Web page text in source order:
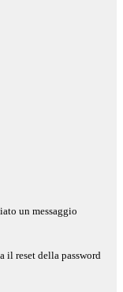
un messaggio
il reset della password